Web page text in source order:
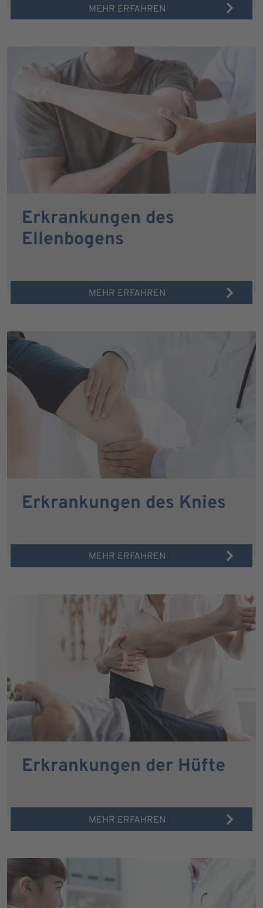
MEHR ERFAHREN
Erkrankungen des
Ellenbogens
MEHR ERFAHREN
Erkrankungen des Knies
MEHR ERFAHREN
Erkrankungen der Hüfte
MEHR ERFAHREN